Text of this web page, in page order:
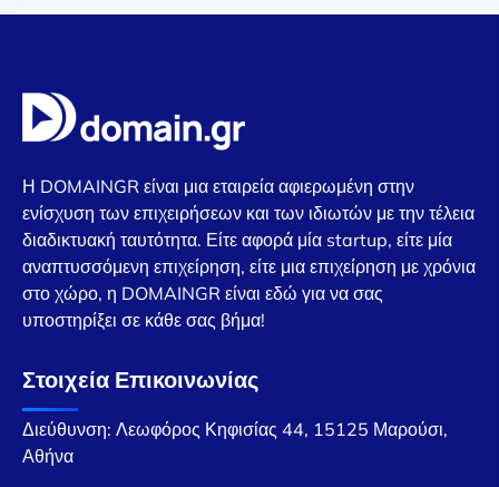
Η DOMAINGR είναι μια εταιρεία αφιερωμένη στην
ενίσχυση των επιχειρήσεων και των ιδιωτών με την τέλεια
διαδικτυακή ταυτότητα. Είτε αφορά μία startup, είτε μία
αναπτυσσόμενη επιχείρηση, είτε μια επιχείρηση με χρόνια
στο χώρο, η DOMAINGR είναι εδώ για να σας
υποστηρίξει σε κάθε σας βήμα!
Στοιχεία Επικοινωνίας
Διεύθυνση: Λεωφόρος Κηφισίας 44, 15125 Μαρούσι,
Αθήνα